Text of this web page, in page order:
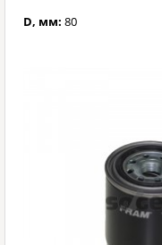
D, мм: 80